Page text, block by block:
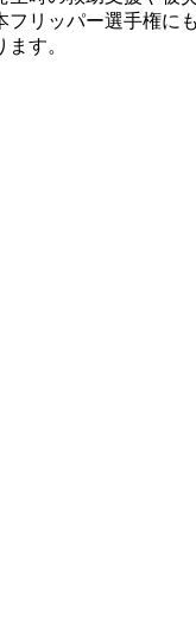
リッパー選手権に
す。